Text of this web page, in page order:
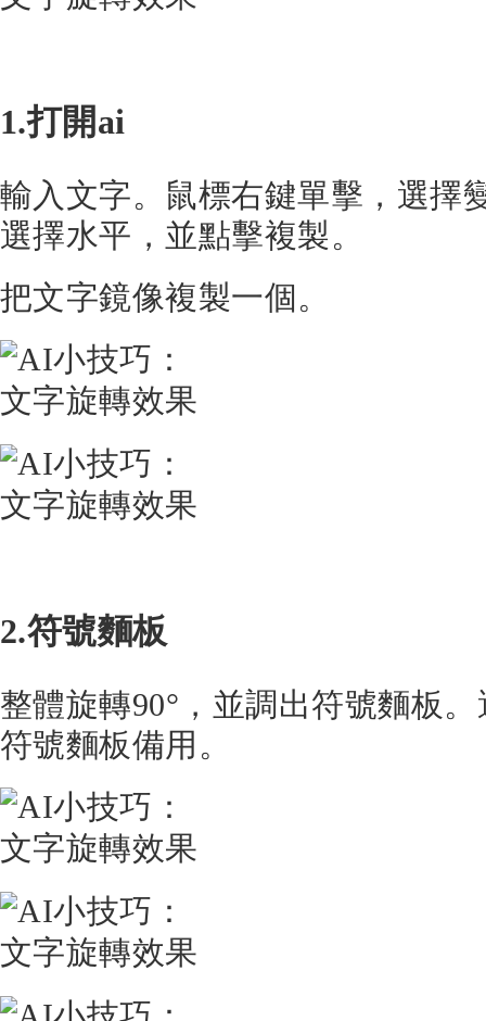
1.打開ai
輸入文字。鼠標右鍵單擊，選
選擇水平，並點擊複製。
把文字鏡像複製一個。
2.符號麵板
整體旋轉90°，並調出符號麵板
符號麵板備用。